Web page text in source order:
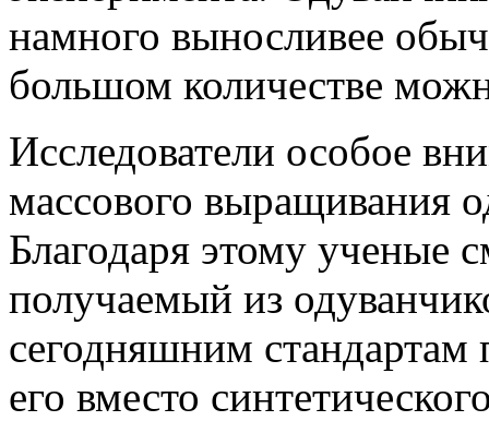
намного выносливее
большом количестве
Исследователи особое
массового выращивания
Благодаря этому ученые
получаемый из
сегодняшним стандартам
его вместо